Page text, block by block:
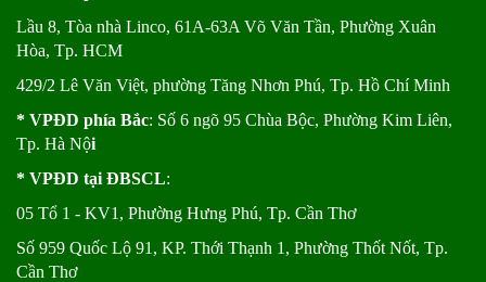
Lầu 8, Tòa nhà Linco, 61A-63A Võ Văn Tần, Phường Xuân
Hòa, Tp. HCM
429/2 Lê Văn Việt, phường Tăng Nhơn Phú, Tp. Hồ Chí Minh
* VPĐD phía Bắc: Số 6 ngõ 95 Chùa Bộc, Phường Kim Liên,
Tp. Hà Nội
* VPĐD tại ĐBSCL:
05 Tổ 1 - KV1, Phường Hưng Phú, Tp. Cần Thơ
Số 959 Quốc Lộ 91, KP. Thới Thạnh 1, Phường Thốt Nốt, Tp.
Cần Thơ